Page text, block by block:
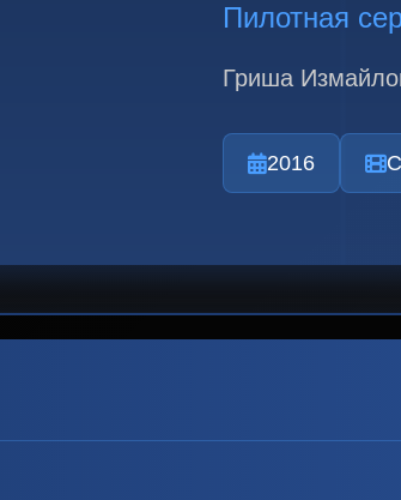
Пилотная
Гриша
2016